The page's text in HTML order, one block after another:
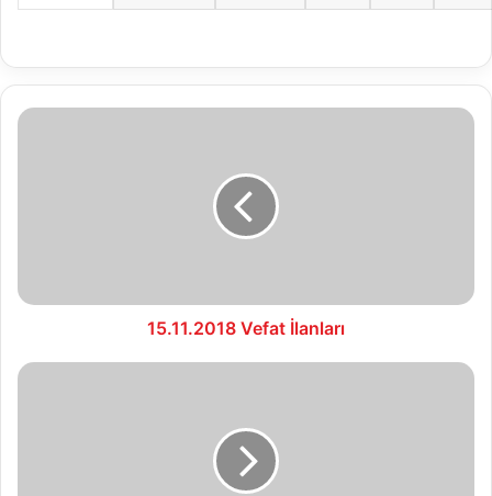
15.11.2018
15.11.2018 Vefat İlanları
16.11.2018